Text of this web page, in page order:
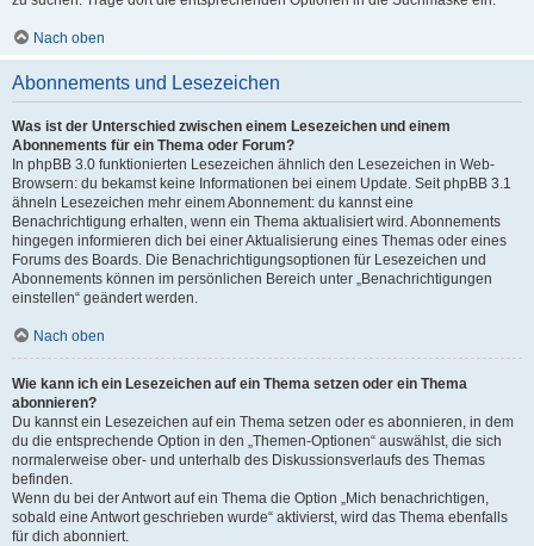
Nach oben
Abonnements und Lesezeichen
Was ist der Unterschied zwischen einem Lesezeichen und einem
Abonnements für ein Thema oder Forum?
In phpBB 3.0 funktionierten Lesezeichen ähnlich den Lesezeichen in Web-
Browsern: du bekamst keine Informationen bei einem Update. Seit phpBB 3.1
ähneln Lesezeichen mehr einem Abonnement: du kannst eine
Benachrichtigung erhalten, wenn ein Thema aktualisiert wird. Abonnements
hingegen informieren dich bei einer Aktualisierung eines Themas oder eines
Forums des Boards. Die Benachrichtigungsoptionen für Lesezeichen und
Abonnements können im persönlichen Bereich unter „Benachrichtigungen
einstellen“ geändert werden.
Nach oben
Wie kann ich ein Lesezeichen auf ein Thema setzen oder ein Thema
abonnieren?
Du kannst ein Lesezeichen auf ein Thema setzen oder es abonnieren, in dem
du die entsprechende Option in den „Themen-Optionen“ auswählst, die sich
normalerweise ober- und unterhalb des Diskussionsverlaufs des Themas
befinden.
Wenn du bei der Antwort auf ein Thema die Option „Mich benachrichtigen,
sobald eine Antwort geschrieben wurde“ aktivierst, wird das Thema ebenfalls
für dich abonniert.